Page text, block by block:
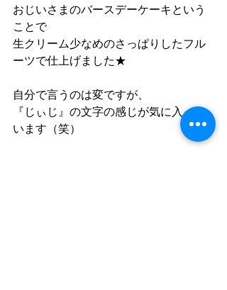
おじいさまのバースデーケーキという
ことで
生クリーム少なめのさっぱりしたフル
ーツで仕上げました★
自分で言うのは変ですが、
『じぃじ』の文字の感じが気に入って
います（笑）